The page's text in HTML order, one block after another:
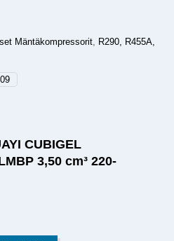
Mäntäkompressorit R290, R455A,
CUBIGEL
3,50 cm³ 220-